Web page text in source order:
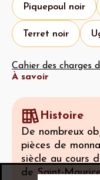
Piquepoul noir
Terret noir
Cahier des charges
À savoir
Histoire
De nombreux
pièces de
siècle au cours
de Saint-